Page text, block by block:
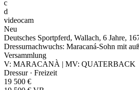
c
d
videocam
Neu
Deutsches Sportpferd, Wallach, 6 Jahre,
Dressurnachwuchs: Maracaná-Sohn mit
Versammlung
V: MARACANÀ | MV: QUATERBACK
Dressur · Freizeit
19 500 €